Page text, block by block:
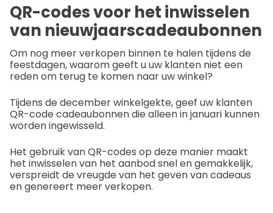
QR-codes voor het inwisselen
van nieuwjaarscadeaubonnen
Om nog meer verkopen binnen te halen tijdens de
feestdagen, waarom geeft u uw klanten niet een
reden om terug te komen naar uw winkel?
Tijdens de december winkelgekte, geef uw klanten
QR-code cadeaubonnen die alleen in januari kunnen
worden ingewisseld.
Het gebruik van QR-codes op deze manier maakt
het inwisselen van het aanbod snel en gemakkelijk,
verspreidt de vreugde van het geven van cadeaus
en genereert meer verkopen.